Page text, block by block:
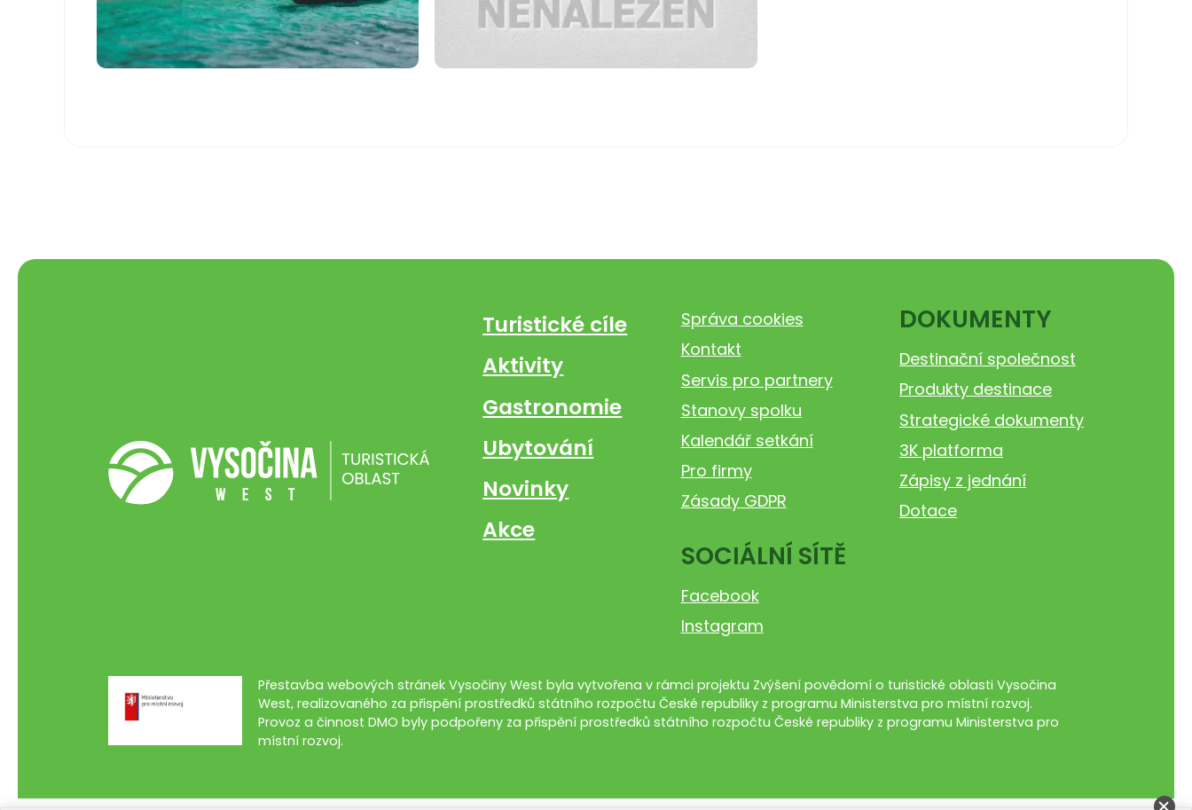
Turistické cíle
Aktivity
Gastronomie
Ubytování
Novinky
Akce
Správa cookies
Kontakt
Servis pro partnery
Stanovy spolku
Kalendář setkání
Pro firmy
Zásady GDPR
SOCIÁLNÍ SÍTĚ
Facebook
Instagram
DOKUMENTY
Destinační společnost
Produkty destinace
Strategické dokumenty
3K platforma
Zápisy z jednání
Dotace
Přestavba webových stránek Vysočiny West byla vytvořena v rámci projektu Zvýšení povědomí o turistické oblasti Vysočina
West, realizovaného za přispění prostředků státního rozpočtu České republiky z programu Ministerstva pro místní rozvoj.
Provoz a činnost DMO byly podpořeny za přispění prostředků státního rozpočtu České republiky z programu Ministerstva pro
místní rozvoj.